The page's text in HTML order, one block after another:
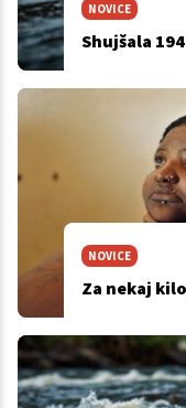
NOVICE
Shujšala
NOVICE
Za nekaj